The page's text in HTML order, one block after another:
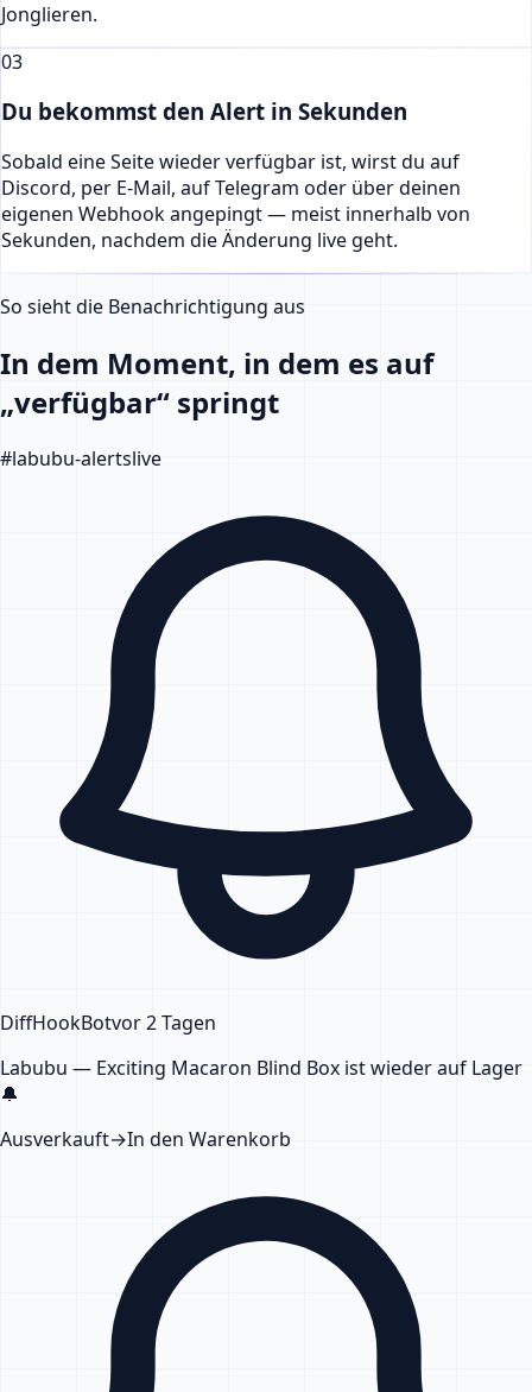
Jonglieren.
03
Du bekommst den Alert in Sekunden
Sobald eine Seite wieder verfügbar ist, wirst du auf
Discord, per E-Mail, auf Telegram oder über deinen
eigenen Webhook angepingt — meist innerhalb von
Sekunden, nachdem die Änderung live geht.
So sieht die Benachrichtigung aus
In dem Moment, in dem es auf
„verfügbar“ springt
#labubu-alertslive
DiffHookBotvor 2 Tagen
Labubu — Exciting Macaron Blind Box ist wieder auf Lager
🔔
Ausverkauft→In den Warenkorb